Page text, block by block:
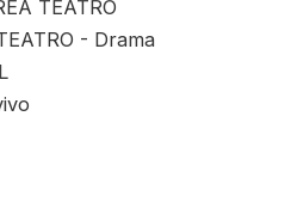
TEATRO
- Drama